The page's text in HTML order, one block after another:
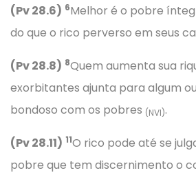
(Pv 28.6) 6Melhor é o pobre
do que o rico perverso em seus
(Pv 28.8) 8Quem aumenta sua
exorbitantes ajunta para algum
bondoso com os pobres (NVI).
(Pv 28.11) 11O rico pode até se
pobre que tem discernimento o